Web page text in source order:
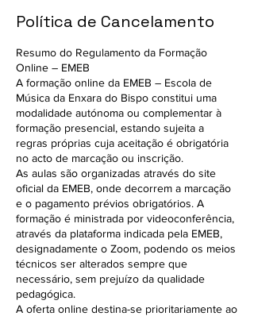
Política de Cancelamento
Resumo do Regulamento da Formação
Online – EMEB
A formação online da EMEB – Escola de
Música da Enxara do Bispo constitui uma
modalidade autónoma ou complementar à
formação presencial, estando sujeita a
regras próprias cuja aceitação é obrigatória
no acto de marcação ou inscrição.
As aulas são organizadas através do site
oficial da EMEB, onde decorrem a marcação
e o pagamento prévios obrigatórios. A
formação é ministrada por videoconferência,
através da plataforma indicada pela EMEB,
designadamente o Zoom, podendo os meios
técnicos ser alterados sempre que
necessário, sem prejuízo da qualidade
pedagógica.
A oferta online destina-se prioritariamente ao